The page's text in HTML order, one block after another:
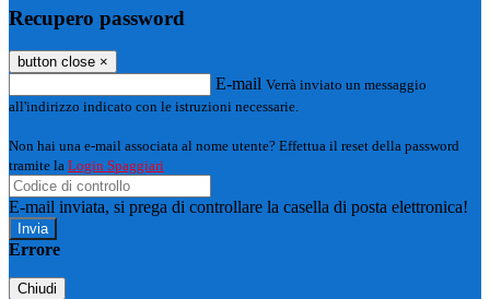
Recupero password
button close ×
E-mail Verrà inviato un messaggio
all'indirizzo indicato con le istruzioni necessarie.
Non hai una e-mail associata al nome utente? Effettua il reset della password
tramite la Login Spaggiari
E-mail inviata, si prega di controllare la casella di posta elettronica!
Errore
Chiudi